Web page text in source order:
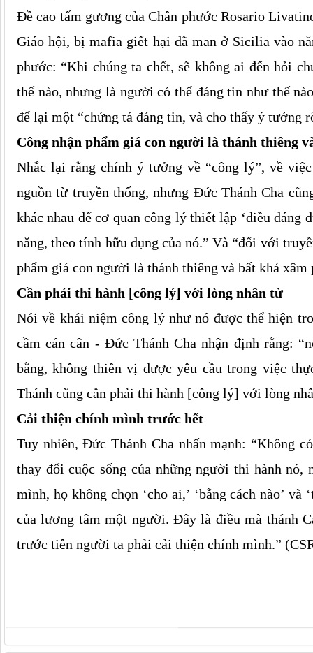
Đề cao tấm gương của Chân phước Rosario
Giáo hội, bị mafia giết hại dã man ở Sicilia vào
phước: “Khi chúng ta chết, sẽ không ai đến hỏi
thế nào, nhưng là người có thể đáng tin như thế
để lại một “chứng tá đáng tin, và cho thấy ý tưởng
Công nhận phẩm giá con người là thánh thiêng
Nhắc lại rằng chính ý tưởng về “công lý”, về
nguồn từ truyền thống, nhưng Đức Thánh Cha
khác nhau để cơ quan công lý thiết lập ‘điều đáng
năng, theo tính hữu dụng của nó.” Và “đối với
phẩm giá con người là thánh thiêng và bất khả xâm
Cần phải thi hành [công lý] với lòng nhân từ
Nói về khái niệm công lý như nó được thể hiện
cầm cán cân - Đức Thánh Cha nhận định rằng:
bằng, không thiên vị được yêu cầu trong việc
Thánh cũng cần phải thi hành [công lý] với lòng
Cải thiện chính mình trước hết
Tuy nhiên, Đức Thánh Cha nhấn mạnh: “Không
thay đổi cuộc sống của những người thi hành
mình, họ không chọn ‘cho ai,’ ‘bằng cách nào’
của lương tâm một người. Đây là điều mà thánh
trước tiên người ta phải cải thiện chính mình.”